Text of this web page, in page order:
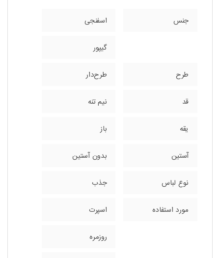
جنس اسفنجی
گیپور
طرح طرح‌دار
قد نیم تنه
یقه باز
آستین بدون آستین
نوع لباس جذب
مورد استفاده اسپرت
روزمره